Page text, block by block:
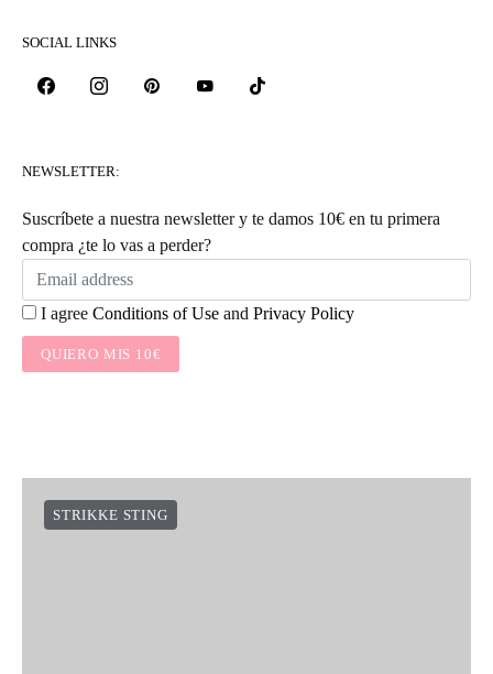
SOCIAL LINKS
NEWSLETTER:
Suscríbete a nuestra newsletter y te damos 10€ en tu primera
compra ¿te lo vas a perder?
I agree Conditions of Use and Privacy Policy
QUIERO MIS 10€
STRIKKE STING